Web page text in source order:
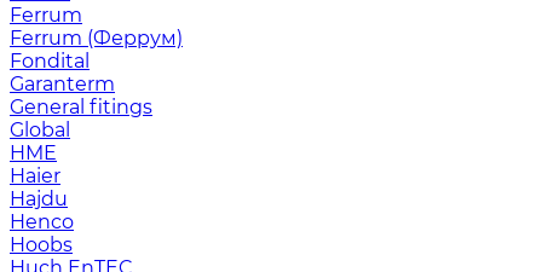
Ferrum
Ferrum (Феррум)
Fondital
Garanterm
General fitings
Global
HME
Haier
Hajdu
Henco
Hoobs